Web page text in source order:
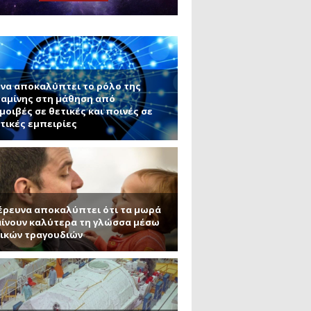
και πυριτένιο (Μέρος
ΜΙΤ)
ΑΠΘ)
αποκαλύπτει το ρόλο της
στη μάθηση από
σε θετικές και ποινές σε
εμπειρίες
αποκαλύπτει ότι τα μωρά
καλύτερα τη γλώσσα μέσω
τραγουδιών